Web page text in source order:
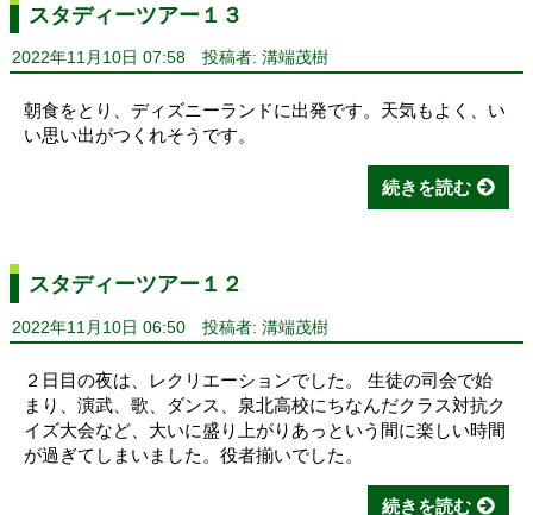
スタディーツアー１３
2022年11月10日 07:58 投稿者: 溝端茂樹
朝食をとり、ディズニーランドに出発です。天気もよく、い
い思い出がつくれそうです。
続きを読む
スタディーツアー１２
2022年11月10日 06:50 投稿者: 溝端茂樹
２日目の夜は、レクリエーションでした。 生徒の司会で始
まり、演武、歌、ダンス、泉北高校にちなんだクラス対抗ク
イズ大会など、大いに盛り上がりあっという間に楽しい時間
が過ぎてしまいました。役者揃いでした。
続きを読む